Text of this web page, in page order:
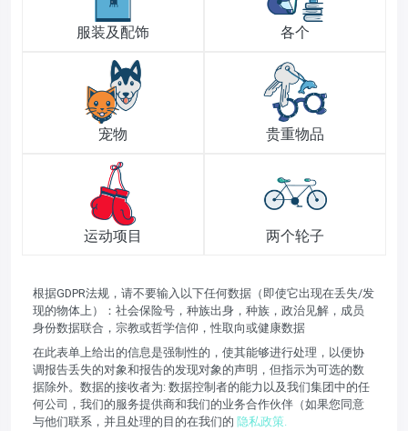
服装及配饰 各个
宠物 贵重物品
运动项目 两个轮子
根据GDPR法规，请不要输入以下任何数据（即使它出现在丢失/发
现的物体上）：社会保险号，种族出身，种族，政治见解，成员
身份数据联合，宗教或哲学信仰，性取向或健康数据
在此表单上给出的信息是强制性的，使其能够进行处理，以便协
调报告丢失的对象和报告的发现对象的声明，但指示为可选的数
据除外。数据的接收者为: 数据控制者的能力以及我们集团中的任
何公司，我们的服务提供商和我们的业务合作伙伴（如果您同意
与他们联系，并且处理的目的在我们的 隐私政策.